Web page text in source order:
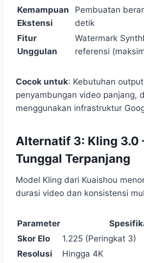
Kemampuan
Ekstensi
Pembuatan
detik
Fitur
Unggulan
Watermark
referensi
Cocok untuk: Kebutuhan
penyambungan video panjang,
menggunakan infrastruktur
Alternatif 3: Kling 3.0
Tunggal Terpanjang
Model Kling dari Kuaishou
durasi video dan konsistensi
Parameter
Skor Elo
1.225 (Peringkat 3)
Resolusi
Hingga 4K